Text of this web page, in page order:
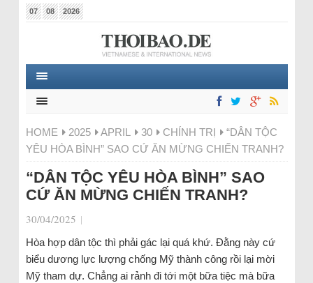
07 08 2026
HOME 2025 APRIL 30 CHÍNH TRỊ
“DÂN TỘC
YÊU HÒA BÌNH” SAO CỨ ĂN MỪNG CHIẾN TRANH?
“DÂN TỘC YÊU HÒA BÌNH” SAO
CỨ ĂN MỪNG CHIẾN TRANH?
30/04/2025 |
Hòa hợp dân tộc thì phải gác lại quá khứ. Đằng này cứ
biểu dương lực lượng chống Mỹ thành công rồi lại mời
Mỹ tham dự. Chẳng ai rảnh đi tới một bữa tiệc mà bữa